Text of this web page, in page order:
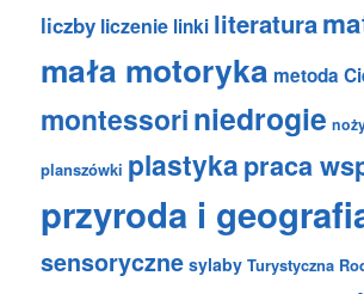
liczby liczenie linki literatura
mała motoryka metoda
montessoriniedrogie
planszówki plastykapraca
przyroda i
sensoryczne sylaby Turystyczna